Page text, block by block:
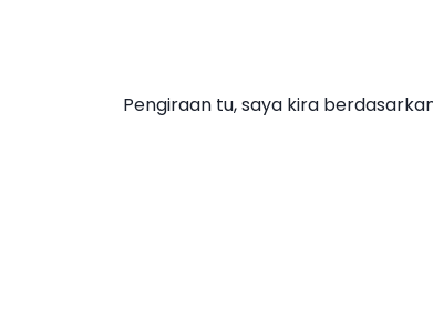
Pengiraan tu, saya kira